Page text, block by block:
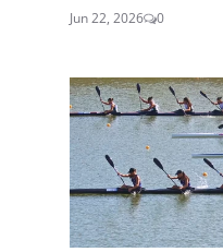
Jun 22, 2026 0